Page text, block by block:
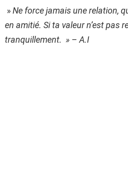
»Ne force jamais une relation,
en amitié. Si ta valeur n’est pas
tranquillement. » – A.I